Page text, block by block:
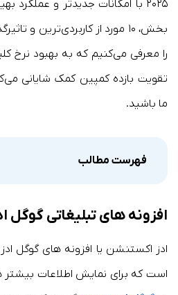
۲۰۲۵ با امکانات جدیدتر و عملکرد
بخش، ۱۰ مورد از کاربردی‌ترین و
را معرفی می‌کنیم که به بهبود نرخ
تقویت بازده کمپین کمک شایانی
ما باشید.
فهرست مطالب
افزونه های تبلیغاتی
ادز اکستنشن یا افزونه های گوگل ادز
است که برای نمایش اطلاعات بیشتر